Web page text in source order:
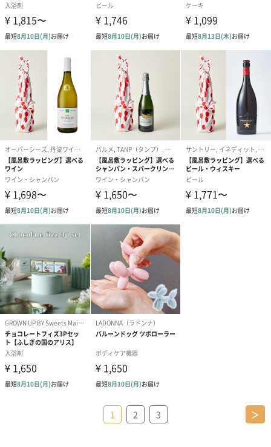
1 2 3 ＞